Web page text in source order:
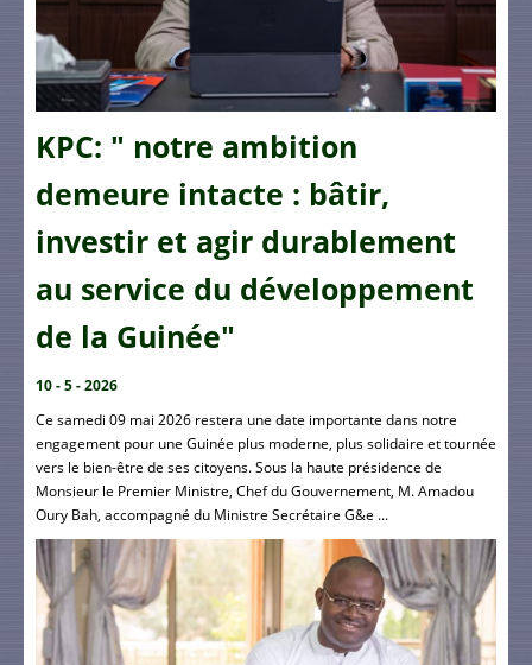
KPC: " notre ambition
demeure intacte : bâtir,
investir et agir durablement
au service du développement
de la Guinée"
10 - 5 - 2026
Ce samedi 09 mai 2026 restera une date importante dans notre
engagement pour une Guinée plus moderne, plus solidaire et tournée
vers le bien-être de ses citoyens. Sous la haute présidence de
Monsieur le Premier Ministre, Chef du Gouvernement, M. Amadou
Oury Bah, accompagné du Ministre Secrétaire G&e ...